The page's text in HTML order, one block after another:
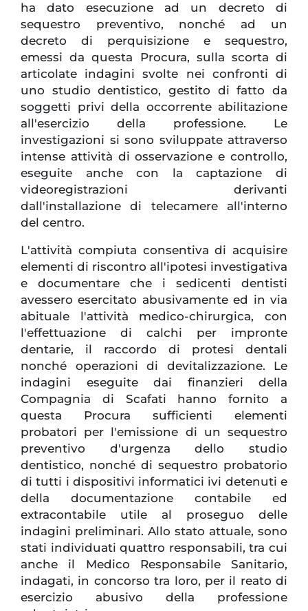
ha dato esecuzione ad un decreto di
sequestro preventivo, nonché ad un
decreto di perquisizione e sequestro,
emessi da questa Procura, sulla scorta di
articolate indagini svolte nei confronti di
uno studio dentistico, gestito di fatto da
soggetti privi della occorrente abilitazione
all'esercizio della professione. Le
investigazioni si sono sviluppate attraverso
intense attività di osservazione e controllo,
eseguite anche con la captazione di
videoregistrazioni derivanti
dall'installazione di telecamere all'interno
del centro.
L'attività compiuta consentiva di acquisire
elementi di riscontro all'ipotesi investigativa
e documentare che i sedicenti dentisti
avessero esercitato abusivamente ed in via
abituale l'attività medico-chirurgica, con
l'effettuazione di calchi per impronte
dentarie, il raccordo di protesi dentali
nonché operazioni di devitalizzazione. Le
indagini eseguite dai finanzieri della
Compagnia di Scafati hanno fornito a
questa Procura sufficienti elementi
probatori per l'emissione di un sequestro
preventivo d'urgenza dello studio
dentistico, nonché di sequestro probatorio
di tutti i dispositivi informatici ivi detenuti e
della documentazione contabile ed
extracontabile utile al proseguo delle
indagini preliminari. Allo stato attuale, sono
stati individuati quattro responsabili, tra cui
anche il Medico Responsabile Sanitario,
indagati, in concorso tra loro, per il reato di
esercizio abusivo della professione